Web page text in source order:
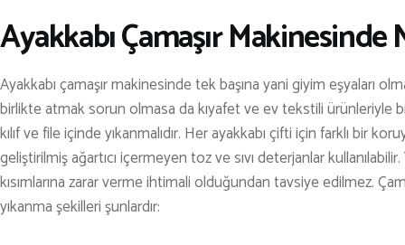
PET SHOP
YAŞAM VE SAĞLIK
SCUBA DALIŞ
SEYAHAT
SNOWBOARD
SPOR & FİTNESS
Ayakkabı Çamaşır Makinesinde
Ayakkabı çamaşır makinesinde tek başına yani giyim eşyaları
birlikte atmak sorun olmasa da kıyafet ve ev tekstili ürünleriyle
kılıf ve file içinde yıkanmalıdır. Her ayakkabı çifti için farklı bir
geliştirilmiş ağartıcı içermeyen toz ve sıvı deterjanlar kullanılabilir.
kısımlarına zarar verme ihtimali olduğundan tavsiye edilmez.
yıkanma şekilleri şunlardır: